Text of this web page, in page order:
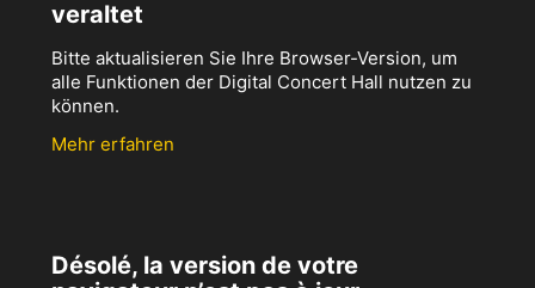
veraltet
Bitte aktualisieren Sie Ihre Browser-Version, um
alle Funktionen der Digital Concert Hall nutzen zu
können.
Mehr erfahren
Désolé, la version de votre